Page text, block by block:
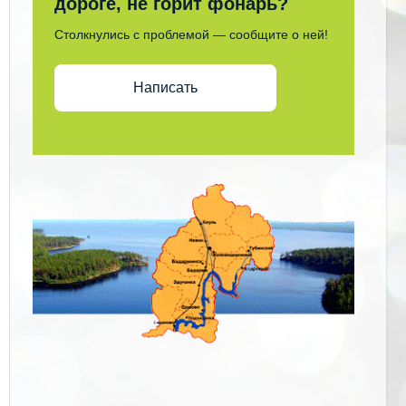
Столкнулись с проблемой — сообщите о ней!
Написать